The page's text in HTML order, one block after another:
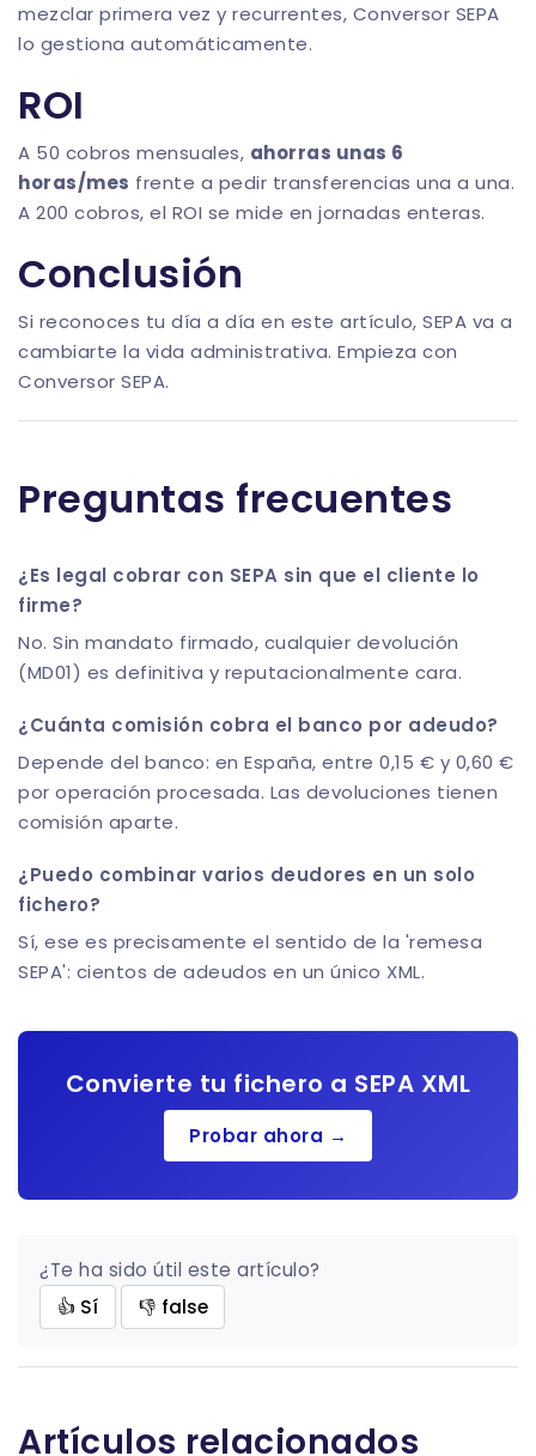
mezclar primera vez y recurrentes, Conversor SEPA
lo gestiona automáticamente.
ROI
A 50 cobros mensuales, ahorras unas 6
horas/mes frente a pedir transferencias una a una.
A 200 cobros, el ROI se mide en jornadas enteras.
Conclusión
Si reconoces tu día a día en este artículo, SEPA va a
cambiarte la vida administrativa. Empieza con
Conversor SEPA.
Preguntas frecuentes
¿Es legal cobrar con SEPA sin que el cliente lo
firme?
No. Sin mandato firmado, cualquier devolución
(MD01) es definitiva y reputacionalmente cara.
¿Cuánta comisión cobra el banco por adeudo?
Depende del banco: en España, entre 0,15 € y 0,60 €
por operación procesada. Las devoluciones tienen
comisión aparte.
¿Puedo combinar varios deudores en un solo
fichero?
Sí, ese es precisamente el sentido de la 'remesa
SEPA': cientos de adeudos en un único XML.
Convierte tu fichero a SEPA XML
Probar ahora →
¿Te ha sido útil este artículo?
👍 Sí
👎 false
Artículos relacionados